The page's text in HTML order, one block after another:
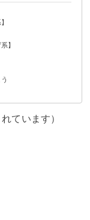
】
ています）